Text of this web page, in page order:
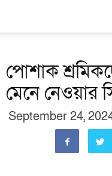
পোশাক
মেনে নেওয়ার
September 24,